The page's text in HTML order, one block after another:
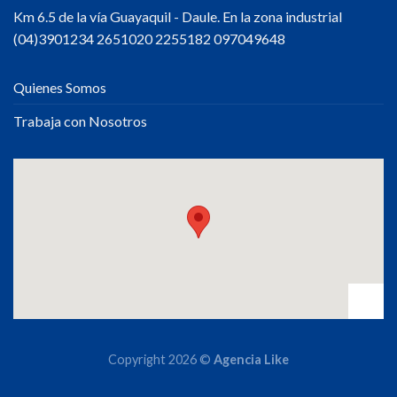
Km 6.5 de la vía Guayaquil - Daule. En la zona industrial
(04)3901234 2651020 2255182 097049648
Quienes Somos
Trabaja con Nosotros
Copyright 2026 © Agencia Like